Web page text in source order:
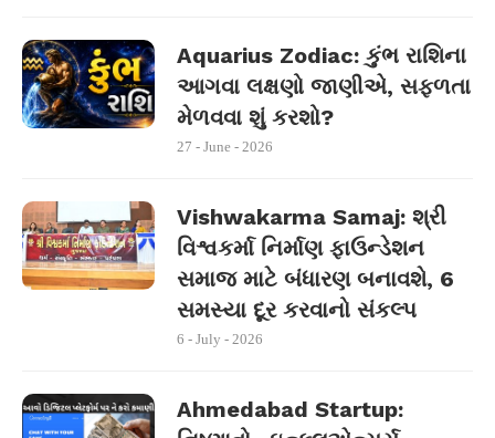
Aquarius Zodiac: કુંભ રાશિના
આગવા લક્ષણો જાણીએ, સફળતા
મેળવવા શું કરશો?
27 - June - 2026
Vishwakarma Samaj: શ્રી
વિશ્વકર્મા નિર્માણ ફાઉન્ડેશન
સમાજ માટે બંધારણ બનાવશે, 6
સમસ્યા દૂર કરવાનો સંકલ્પ
6 - July - 2026
Ahmedabad Startup: